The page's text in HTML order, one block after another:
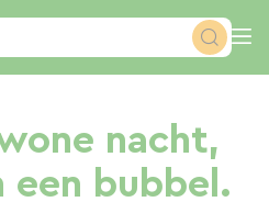
nacht,
een bubbel.